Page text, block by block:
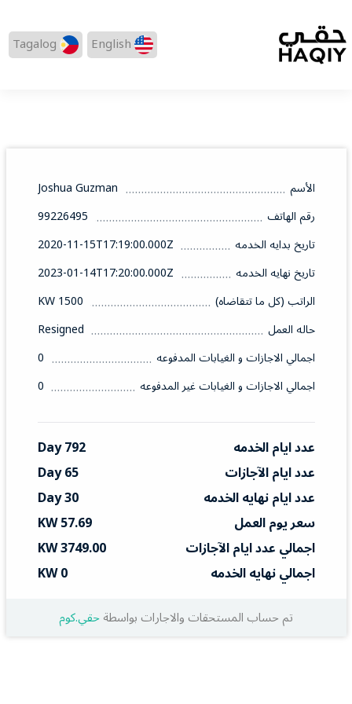
English
Tagalog
الأسم
Joshua Guzman
رقم الهاتف
99226495
تاريخ بدايه الخدمه
2020-11-15T17:19:00.000Z
تاريخ نهايه الخدمه
2023-01-14T17:20:00.000Z
الراتب (كل ما تتقاضاه)
1500 KW
حاله العمل
Resigned
اجمالي الاجازات و الغيابات المدفوعه
0
اجمالي الاجازات و الغيابات غير المدفوعه
0
عدد ايام الخدمه
792 Day
عدد ايام الآجازات
65 Day
عدد ايام نهايه الخدمه
30 Day
سعر يوم العمل
57.69 KW
اجمالي عدد ايام الآجازات
3749.00 KW
اجمالي نهايه الخدمه
0 KW
تم حساب المستحقات والاجارات بواسطةحقي.كوم